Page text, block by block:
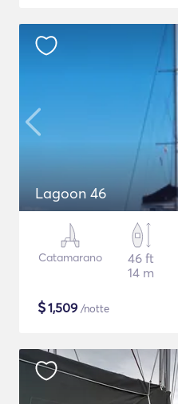
Lagoon 46
Catamarano
46 ft
14 m
$1,509 /notte